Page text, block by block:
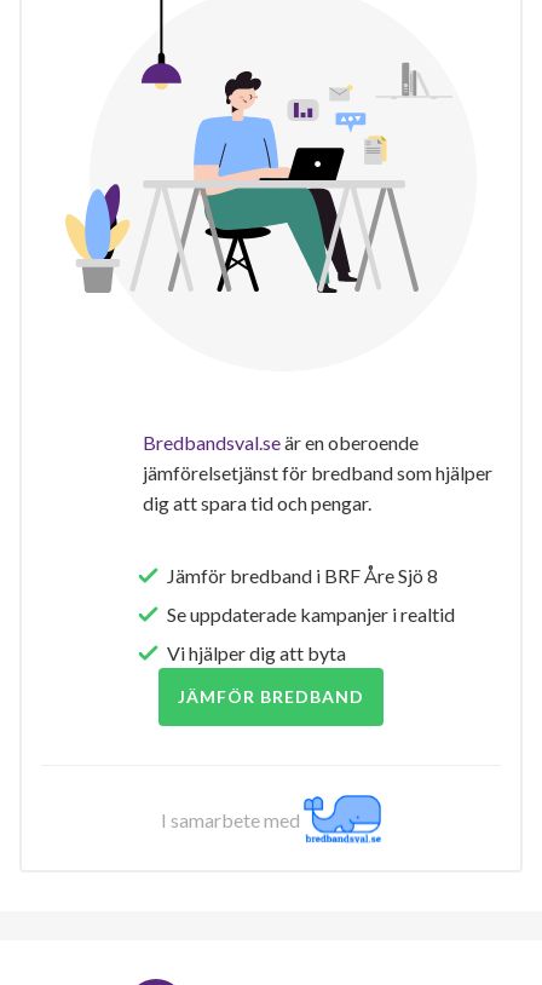
Bredbandsval.seär en oberoende
jämförelsetjänst för bredband som hjälper
dig att spara tid och pengar.
Jämför bredband i BRF Åre Sjö 8
Se uppdaterade kampanjer i realtid
Vi hjälper dig att byta
JÄMFÖR BREDBAND
I samarbete med